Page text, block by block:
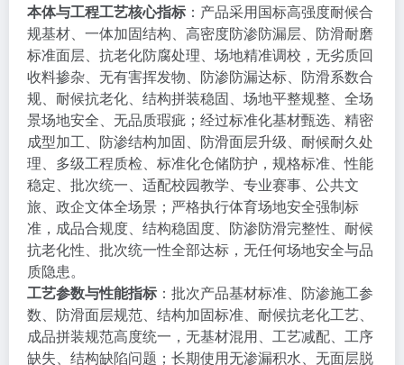
本体与工程工艺核心指标 ：产品采用国标高强度耐候合
规基材、一体加固结构、高密度防渗防漏层、防滑耐磨
标准面层、抗老化防腐处理、场地精准调校，无劣质回
收料掺杂、无有害挥发物、防渗防漏达标、防滑系数合
规、耐候抗老化、结构拼装稳固、场地平整规整、全场
景场地安全、无品质瑕疵；经过标准化基材甄选、精密
成型加工、防渗结构加固、防滑面层升级、耐候耐久处
理、多级工程质检、标准化仓储防护，规格标准、性能
稳定、批次统一、适配校园教学、专业赛事、公共文
旅、政企文体全场景；严格执行体育场地安全强制标
准，成品合规度、结构稳固度、防渗防滑完整性、耐候
抗老化性、批次统一性全部达标，无任何场地安全与品
质隐患。
工艺参数与性能指标 ：批次产品基材标准、防渗施工参
数、防滑面层规范、结构加固标准、耐候抗老化工艺、
成品拼装规范高度统一，无基材混用、工艺减配、工序
缺失、结构缺陷问题；长期使用无渗漏积水、无面层脱